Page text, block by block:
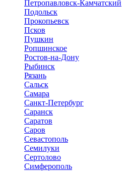
Петропавловск-Камчатский
Подольск
Прокопьевск
Псков
Пушкин
Ропшинское
Ростов-на-Дону
Рыбинск
Рязань
Сальск
Самара
Санкт-Петербург
Саранск
Саратов
Саров
Севастополь
Семилуки
Сертолово
Симферополь